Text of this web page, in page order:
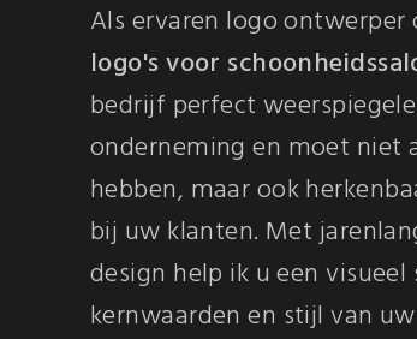
Als ervaren logo ontwerper
logo's voor
bedrijf perfect
onderneming en moet niet
hebben, maar ook
bij uw klanten. Met
design help ik u een
kernwaarden en stijl van